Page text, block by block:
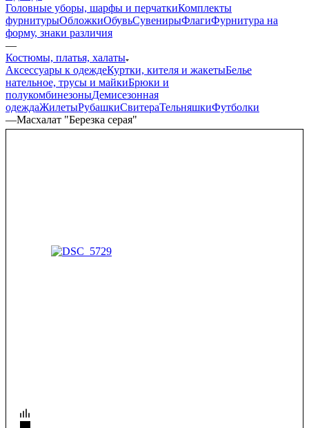
Головные уборы, шарфы и перчаткиКомплекты
фурнитурыОбложкиОбувьСувенирыФлагиФурнитура на
форму, знаки различия
—
Костюмы, платья, халаты
Аксессуары к одеждеКуртки, кителя и жакетыБелье
нательное, трусы и майкиБрюки и
полукомбинезоныДемисезонная
одеждаЖилетыРубашкиСвитераТельняшкиФутболки
—Масхалат "Березка серая"